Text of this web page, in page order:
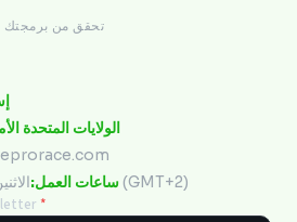
تحقق من برمجتك
الولايات المتحدة
ساعات العمل: الاثنين-الجمعة 09:00–23:00 (GMT+2)
*